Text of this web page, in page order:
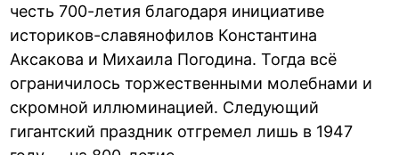
честь 700-летия благодаря инициативе
историков-славянофилов Константина
Аксакова и Михаила Погодина. Тогда всё
ограничилось торжественными молебнами и
скромной иллюминацией. Следующий
гигантский праздник отгремел лишь в 1947